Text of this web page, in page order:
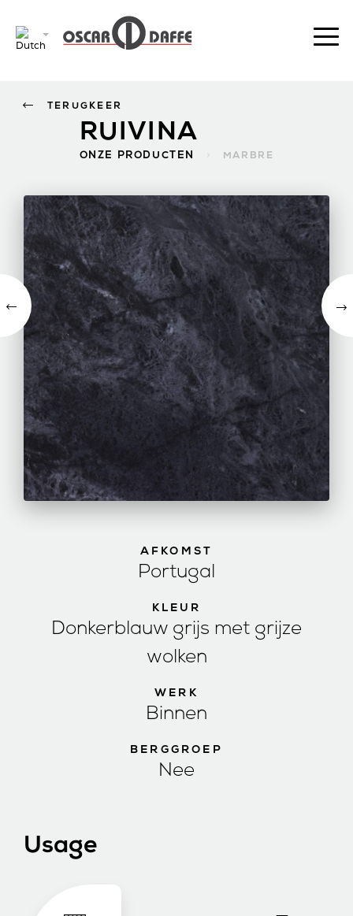
RUIVINA
ONZE PRODUCTEN MARBRE
TERUGKEER
AFKOMST
Portugal
KLEUR
Donkerblauw grijs met grijze
wolken
WERK
Binnen
BERGGROEP
Nee
Usage